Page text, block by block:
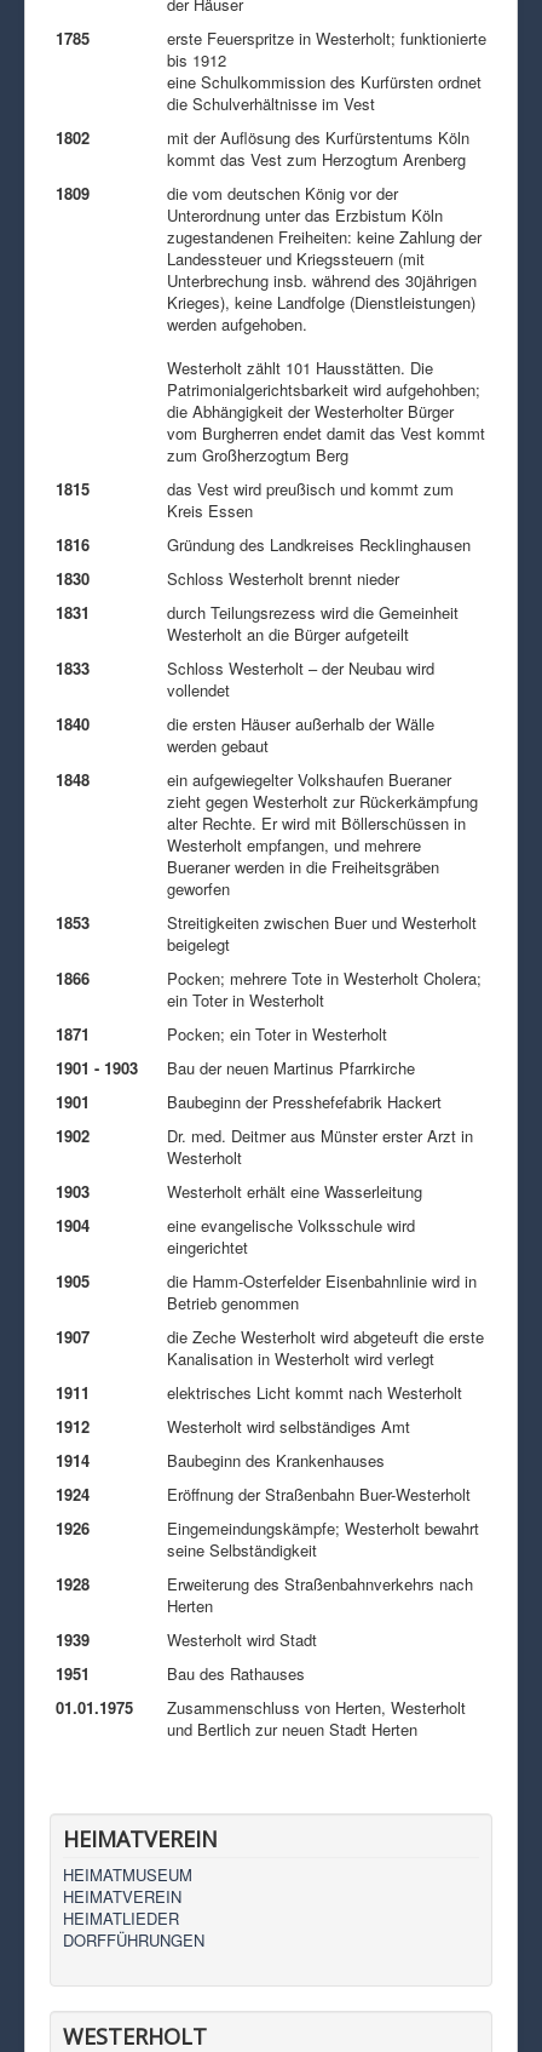
1785
erste Feuerspritze in Westerholt; funktionierte
bis 1912
eine Schulkommission des Kurfürsten ordnet
die Schulverhältnisse im Vest
1802
mit der Auflösung des Kurfürstentums Köln
kommt das Vest zum Herzogtum Arenberg
1809
die vom deutschen König vor der
Unterordnung unter das Erzbistum Köln
zugestandenen Freiheiten: keine Zahlung der
Landessteuer und Kriegssteuern (mit
Unterbrechung insb. während des 30jährigen
Krieges), keine Landfolge (Dienstleistungen)
werden aufgehoben.
Westerholt zählt 101 Hausstätten. Die
Patrimonialgerichtsbarkeit wird aufgehohben;
die Abhängigkeit der Westerholter Bürger
vom Burgherren endet damit das Vest kommt
zum Großherzogtum Berg
1815
das Vest wird preußisch und kommt zum
Kreis Essen
1816
Gründung des Landkreises Recklinghausen
1830
Schloss Westerholt brennt nieder
1831
durch Teilungsrezess wird die Gemeinheit
Westerholt an die Bürger aufgeteilt
1833
Schloss Westerholt – der Neubau wird
vollendet
1840
die ersten Häuser außerhalb der Wälle
werden gebaut
1848
ein aufgewiegelter Volkshaufen Bueraner
zieht gegen Westerholt zur Rückerkämpfung
alter Rechte. Er wird mit Böllerschüssen in
Westerholt empfangen, und mehrere
Bueraner werden in die Freiheitsgräben
geworfen
1853
Streitigkeiten zwischen Buer und Westerholt
beigelegt
1866
Pocken; mehrere Tote in Westerholt Cholera;
ein Toter in Westerholt
1871
Pocken; ein Toter in Westerholt
1901 - 1903
Bau der neuen Martinus Pfarrkirche
1901
Baubeginn der Presshefefabrik Hackert
1902
Dr. med. Deitmer aus Münster erster Arzt in
Westerholt
1903
Westerholt erhält eine Wasserleitung
1904
eine evangelische Volksschule wird
eingerichtet
1905
die Hamm-Osterfelder Eisenbahnlinie wird in
Betrieb genommen
1907
die Zeche Westerholt wird abgeteuft die erste
Kanalisation in Westerholt wird verlegt
1911
elektrisches Licht kommt nach Westerholt
1912
Westerholt wird selbständiges Amt
1914
Baubeginn des Krankenhauses
1924
Eröffnung der Straßenbahn Buer-Westerholt
1926
Eingemeindungskämpfe; Westerholt bewahrt
seine Selbständigkeit
1928
Erweiterung des Straßenbahnverkehrs nach
Herten
1939
Westerholt wird Stadt
1951
Bau des Rathauses
01.01.1975
Zusammenschluss von Herten, Westerholt
und Bertlich zur neuen Stadt Herten
HEIMATVEREIN
HEIMATMUSEUM
HEIMATVEREIN
HEIMATLIEDER
DORFFÜHRUNGEN
WESTERHOLT